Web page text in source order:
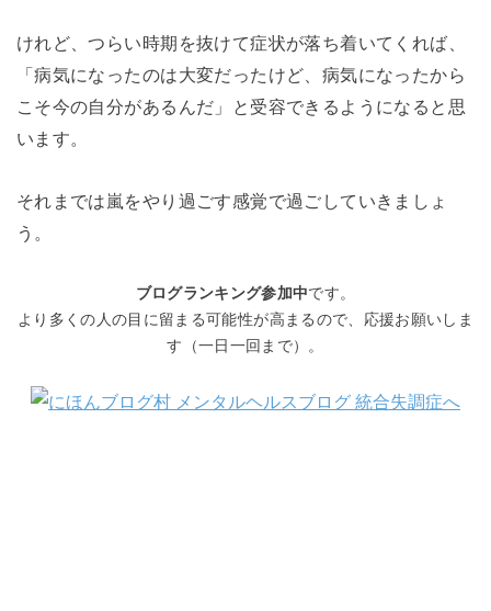
けれど、つらい時期を抜けて症状が落ち着いてくれば、
「病気になったのは大変だったけど、病気になったから
こそ今の自分があるんだ」と受容できるようになると思
います。
それまでは嵐をやり過ごす感覚で過ごしていきましょ
う。
ブログランキング参加中です。
より多くの人の目に留まる可能性が高まるので、応援お願いしま
す（一日一回まで）。